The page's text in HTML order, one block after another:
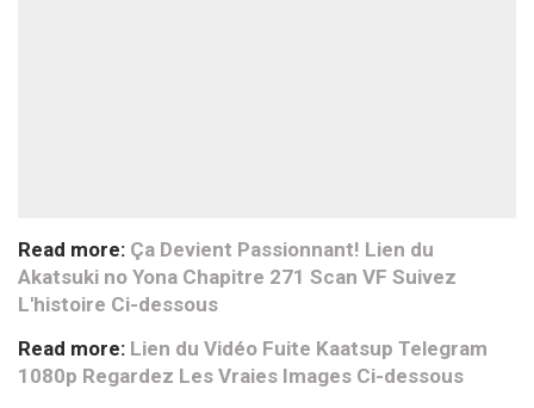
Read more: Ça Devient Passionnant! Lien du
Akatsuki no Yona Chapitre 271 Scan VF Suivez
L'histoire Ci-dessous
Read more: Lien du Vidéo Fuite Kaatsup Telegram
1080p Regardez Les Vraies Images Ci-dessous